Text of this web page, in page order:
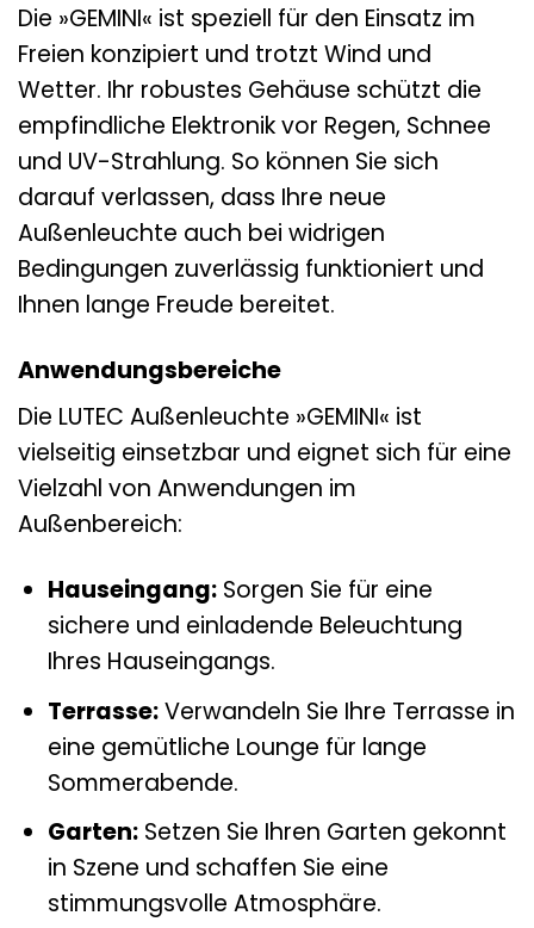
Die »GEMINI« ist speziell für den Einsatz im
Freien konzipiert und trotzt Wind und
Wetter. Ihr robustes Gehäuse schützt die
empfindliche Elektronik vor Regen, Schnee
und UV-Strahlung. So können Sie sich
darauf verlassen, dass Ihre neue
Außenleuchte auch bei widrigen
Bedingungen zuverlässig funktioniert und
Ihnen lange Freude bereitet.
Anwendungsbereiche
Die LUTEC Außenleuchte »GEMINI« ist
vielseitig einsetzbar und eignet sich für eine
Vielzahl von Anwendungen im
Außenbereich:
Hauseingang:Sorgen Sie für eine
sichere und einladende Beleuchtung
Ihres Hauseingangs.
Terrasse:Verwandeln Sie Ihre Terrasse in
eine gemütliche Lounge für lange
Sommerabende.
Garten:Setzen Sie Ihren Garten gekonnt
in Szene und schaffen Sie eine
stimmungsvolle Atmosphäre.